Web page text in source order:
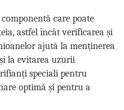
care poate
astfel încât verificarea și
ajută la menținerea
la evitarea uzurii
speciali pentru
optimă și pentru a